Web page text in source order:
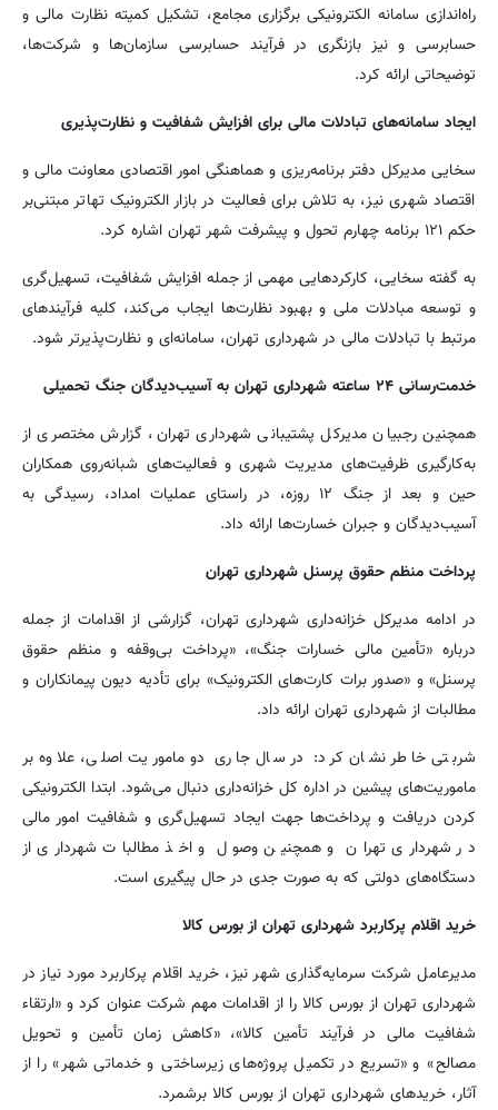
راه‌اندازی سامانه الکترونیکی برگزاری مجامع، تشکیل کمیته نظارت مالی و
حسابرسی و نیز بازنگری در فرآیند حسابرسی سازمان‌ها و شرکت‌ها،
توضیحاتی ارائه کرد.
ایجاد سامانه‌های تبادلات مالی برای افزایش شفافیت و نظارت‌پذیری
سخایی مدیرکل دفتر برنامه‌ریزی و هماهنگی امور اقتصادی معاونت مالی و
اقتصاد شهری نیز، به تلاش برای فعالیت در بازار الکترونیک تهاتر مبتنی‌بر
حکم ۱۲۱ برنامه چهارم تحول و پیشرفت شهر تهران اشاره کرد.
به گفته سخایی، کارکردهایی مهمی از جمله افزایش شفافیت، تسهیل‌گری
و توسعه مبادلات ملی و بهبود نظارت‌ها ایجاب می‌کند، کلیه فرآیندهای
مرتبط با تبادلات مالی در شهرداری تهران، سامانه‌ای و نظارت‌پذیرتر شود.
خدمت‌رسانی ۲۴ ساعته شهرداری تهران به آسیب‌دیدگان جنگ تحمیلی
همچنین رجبیان مدیرکل پشتیبانی شهرداری تهران، گزارش مختصری از
به‌کارگیری ظرفیت‌های مدیریت شهری و فعالیت‌های شبانه‌روی همکاران
حین و بعد از جنگ ۱۲ روزه، در راستای عملیات امداد، رسیدگی به
آسیب‌دیدگان و جبران خسارت‌ها ارائه داد.
پرداخت منظم حقوق پرسنل شهرداری تهران
در ادامه مدیرکل خزانه‌داری شهرداری تهران، گزارشی از اقدامات از جمله
درباره «تأمین مالی خسارات جنگ»، «پرداخت بی‌وقفه و منظم حقوق
پرسنل» و «صدور برات کارت‌های الکترونیک» برای تأدیه دیون پیمانکاران و
مطالبات از شهرداری تهران ارائه داد.
شربتی خاطر نشان کرد: در سال جاری دو ماموریت اصلی، علاوه بر
ماموریت‌های پیشین در اداره کل خزانه‌داری دنبال می‌شود. ابتدا الکترونیکی
کردن دریافت‌ و پرداخت‌ها جهت ایجاد تسهیل‌گری و شفافیت امور مالی
در شهرداری تهران و همچنین وصول و اخذ مطالبات شهرداری از
دستگاه‌های دولتی که به صورت جدی در حال پیگیری است.
خرید اقلام پرکاربرد شهرداری تهران از بورس کالا
مدیرعامل شرکت سرمایه‌گذاری شهر نیز، خرید اقلام پرکاربرد مورد نیاز در
شهرداری تهران از بورس کالا را از اقدامات مهم شرکت عنوان کرد و «ارتقاء
شفافیت مالی در فرآیند تأمین کالا»، «کاهش زمان تأمین و تحویل
مصالح» و «تسریع در تکمیل پروژه‌های زیرساختی و خدماتی شهر» را از
آثار، خریدهای شهرداری تهران از بورس کالا برشمرد.